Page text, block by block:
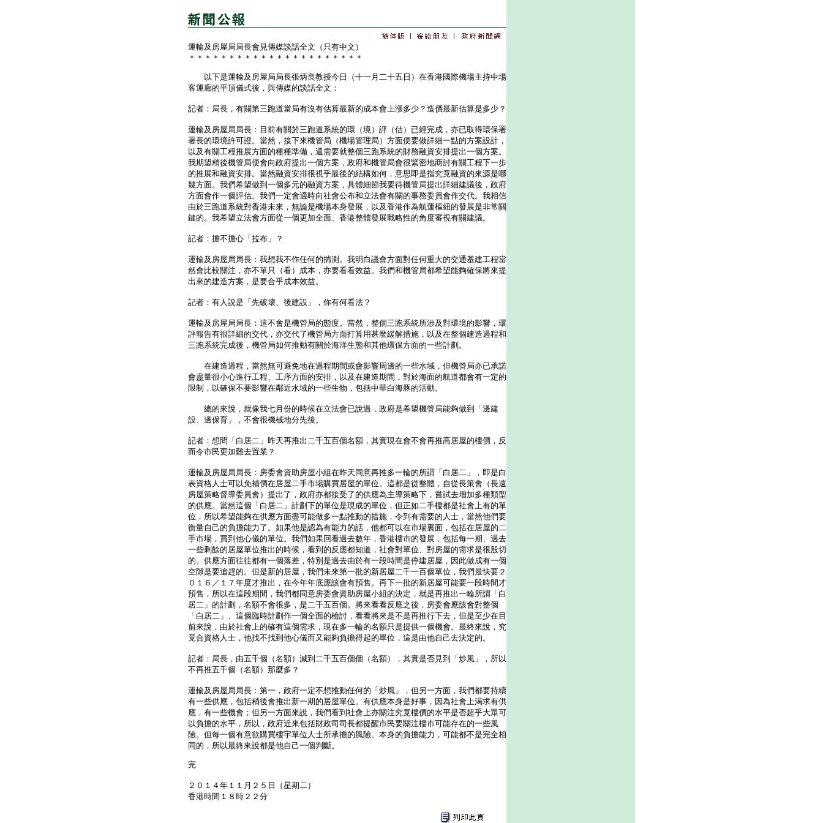
運輸及房屋局局長會見傳媒談話全文（只有中文）
＊＊＊＊＊＊＊＊＊＊＊＊＊＊＊＊＊＊＊＊＊＊
以下是運輸及房屋局局長張炳良教授今日（十一月二十五日）在香港國際機場主持中場
客運廊的平頂儀式後，與傳媒的談話全文：
記者：局長，有關第三跑道當局有沒有估算最新的成本會上漲多少？造價最新估算是多少？
運輸及房屋局局長：目前有關於三跑道系統的環（境）評（估）已經完成，亦已取得環保署
署長的環境許可證。當然，接下來機管局（機場管理局）方面便要做詳細一點的方案設計，
以及有關工程推展方面的種種準備，還需要就整個三跑系統的財務融資安排提出一個方案。
我期望稍後機管局便會向政府提出一個方案，政府和機管局會很緊密地商討有關工程下一步
的推展和融資安排。當然融資安排很視乎最後的結構如何，意思即是指究竟融資的來源是哪
幾方面。我們希望做到一個多元的融資方案，具體細節我要待機管局提出詳細建議後，政府
方面會作一個評估。我們一定會適時向社會公布和立法會有關的事務委員會作交代。我相信
由於三跑道系統對香港未來，無論是機場本身發展，以及香港作為航運樞紐的發展是非常關
鍵的。我希望立法會方面從一個更加全面、香港整體發展戰略性的角度審視有關建議。
記者：擔不擔心「拉布」？
運輸及房屋局局長：我想我不作任何的揣測。我明白議會方面對任何重大的交通基建工程當
然會比較關注，亦不單只（看）成本，亦要看看效益。我們和機管局都希望能夠確保將來提
出來的建造方案，是要合乎成本效益。
記者：有人說是「先破壞、後建設」，你有何看法？
運輸及房屋局局長：這不會是機管局的態度。當然，整個三跑系統所涉及對環境的影響，環
評報告有很詳細的交代，亦交代了機管局方面打算用甚麼緩解措施，以及在整個建造過程和
三跑系統完成後，機管局如何推動有關於海洋生態和其他環保方面的一些計劃。
在建造過程，當然無可避免地在過程期間或會影響周邊的一些水域，但機管局亦已承諾
會盡量很小心進行工程、工序方面的安排，以及在建造期間，對於海面的航道都會有一定的
限制，以確保不要影響在鄰近水域的一些生物，包括中華白海豚的活動。
總的來說，就像我七月份的時候在立法會已說過，政府是希望機管局能夠做到「邊建
設、邊保育」，不會很機械地分先後。
記者：想問「白居二」昨天再推出二千五百個名額，其實現在會不會再推高居屋的樓價，反
而令市民更加難去置業？
運輸及房屋局局長：房委會資助房屋小組在昨天同意再推多一輪的所謂「白居二」，即是白
表資格人士可以免補價在居屋二手市場購買居屋的單位。這都是從整體，自從長策會（長遠
房屋策略督導委員會）提出了，政府亦都接受了的供應為主導策略下，嘗試去增加多種類型
的供應。當然這個「白居二」計劃下的單位是現成的單位，但正如二手樓都是社會上有的單
位，所以希望能夠在供應方面盡可能做多一點推動的措施，令到有需要的人士，當然他們要
衡量自己的負擔能力了。如果他是認為有能力的話，他都可以在市場裏面，包括在居屋的二
手市場，買到他心儀的單位。我們如果回看過去數年，香港樓市的發展，包括每一期、過去
一些剩餘的居屋單位推出的時候，看到的反應都知道，社會對單位、對房屋的需求是很殷切
的。供應方面往往都有一個落差，特別是過去由於有一段時間是停建居屋，因此做成有一個
空隙是要追趕的。但是新的居屋，我們未來第一批的新居屋二千一百個單位，我們最快要２
０１６／１７年度才推出，在今年年底應該會有預售。再下一批的新居屋可能要一段時間才
預售，所以在這段期間，我們都同意房委會資助房屋小組的決定，就是再推出一輪所謂「白
居二」的計劃，名額不會很多，是二千五百個。將來看看反應之後，房委會應該會對整個
「白居二」、這個臨時計劃作一個全面的檢討，看看將來是不是再推行下去，但是至少在目
前來說，由於社會上的確有這個需求，現在多一輪的名額只是提供一個機會。最終來說，究
竟合資格人士，他找不找到他心儀而又能夠負擔得起的單位，這是由他自己去決定的。
記者：局長，由五千個（名額）減到二千五百個個（名額），其實是否見到「炒風」，所以
不再推五千個（名額）那麼多？
運輸及房屋局局長：第一，政府一定不想推動任何的「炒風」，但另一方面，我們都要持續
有一些供應，包括稍後會推出新一期的居屋單位。有供應本身是好事，因為社會上渴求有供
應，有一些機會；但另一方面來說，我們看到社會上亦關注究竟樓價的水平是否超乎大眾可
以負擔的水平，所以，政府近來包括財政司司長都提醒市民要關注樓市可能存在的一些風
險。但每一個有意欲購買樓宇單位人士所承擔的風險、本身的負擔能力，可能都不是完全相
同的，所以最終來說都是他自己一個判斷。
完
２０１４年１１月２５日（星期二）
香港時間１８時２２分